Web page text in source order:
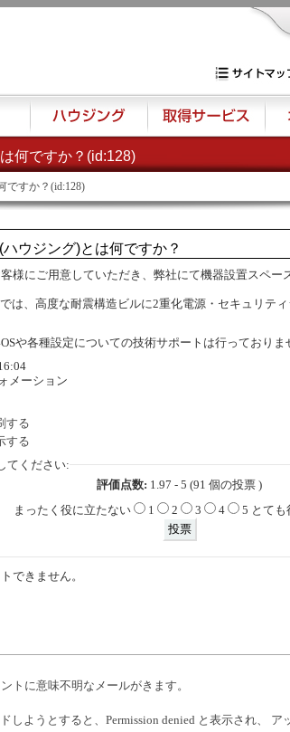
何ですか？(id:128)
ですか？(id:128)
ウジング)とは何ですか？
様にご用意していただき、弊社にて機器設置スペー
は、高度な耐震構造ビルに2重化電源・セキュリテ
や各種設定についての技術サポートは行っておりま
メーション
する
する
てください:
評価点数:
1.97 - 5 (91 個の投票 )
まったく役に立たない
1 2 3 4 5 とて
できません。
トに意味不明なメールがきます。
しようとすると、Permission denied と表示され、 ア
ハウジング 取得サービス オプ